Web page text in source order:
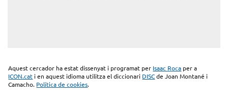
Aquest cercador ha estat dissenyat i programat per Isaac Roca per a
ICON.cat i en aquest idioma utilitza el diccionari DISCde Joan Montané i
Camacho. Política de cookies.